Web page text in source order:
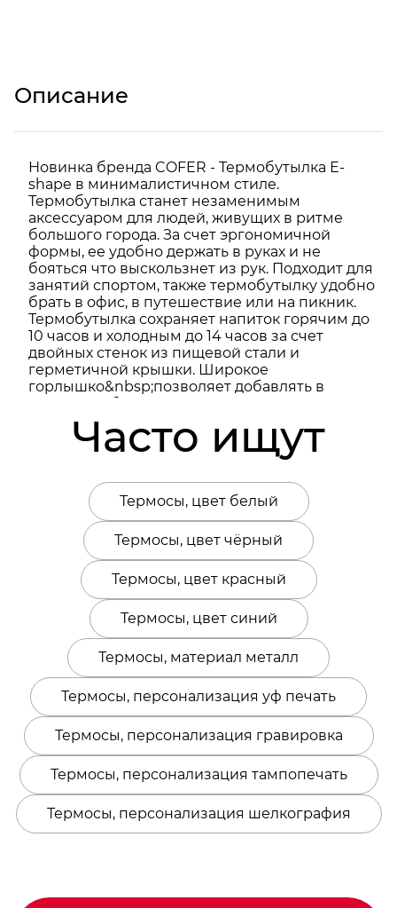
Описание
Новинка бренда COFER - Термобутылка Е-
shape в минималистичном стиле.
Термобутылка станет незаменимым
аксессуаром для людей, живущих в ритме
большого города. За счет эргономичной
формы, ее удобно держать в руках и не
бояться что выскользнет из рук. Подходит для
занятий спортом, также термобутылку удобно
брать в офис, в путешествие или на пикник.
Термобутылка сохраняет напиток горячим до
10 часов и холодным до 14 часов за счет
двойных стенок из пищевой стали и
герметичной крышки. Широкое
горлышко&nbsp;позволяет добавлять в
напитки кубики льда. Поставляется в
индивидуальной упаковке.
Часто ищут
Термосы, цвет белый
Термосы, цвет чёрный
Термосы, цвет красный
Термосы, цвет синий
Термосы, материал металл
Термосы, персонализация уф печать
Термосы, персонализация гравировка
Термосы, персонализация тампопечать
Термосы, персонализация шелкография